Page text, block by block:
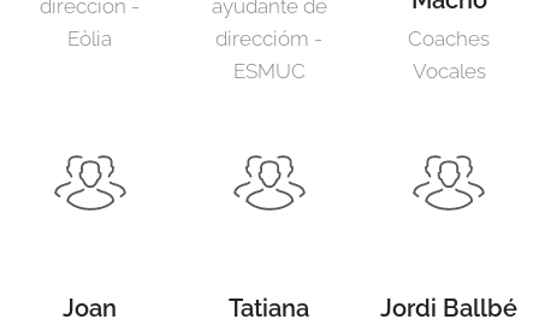
dirección -
Eòlia
ayudante de
direccióm -
ESMUC
Coaches
Vocales
Joan
Tatiana
Jordi Ballbé